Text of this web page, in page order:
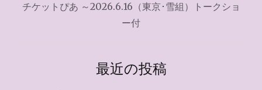
ビ
チケットぴあ ～2026.6.16（東京･雪組）トークショ
ー付
最近の投稿